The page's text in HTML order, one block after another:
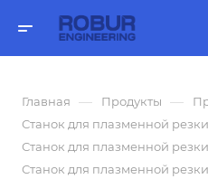
Главная — Продукты —
Станок для плазменной
Станок для плазменной
Станок для плазменной